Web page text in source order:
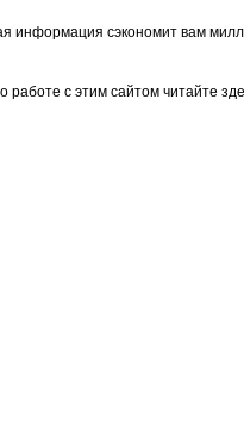
информация сэкономит вам
о работе с этим сайтом читайте